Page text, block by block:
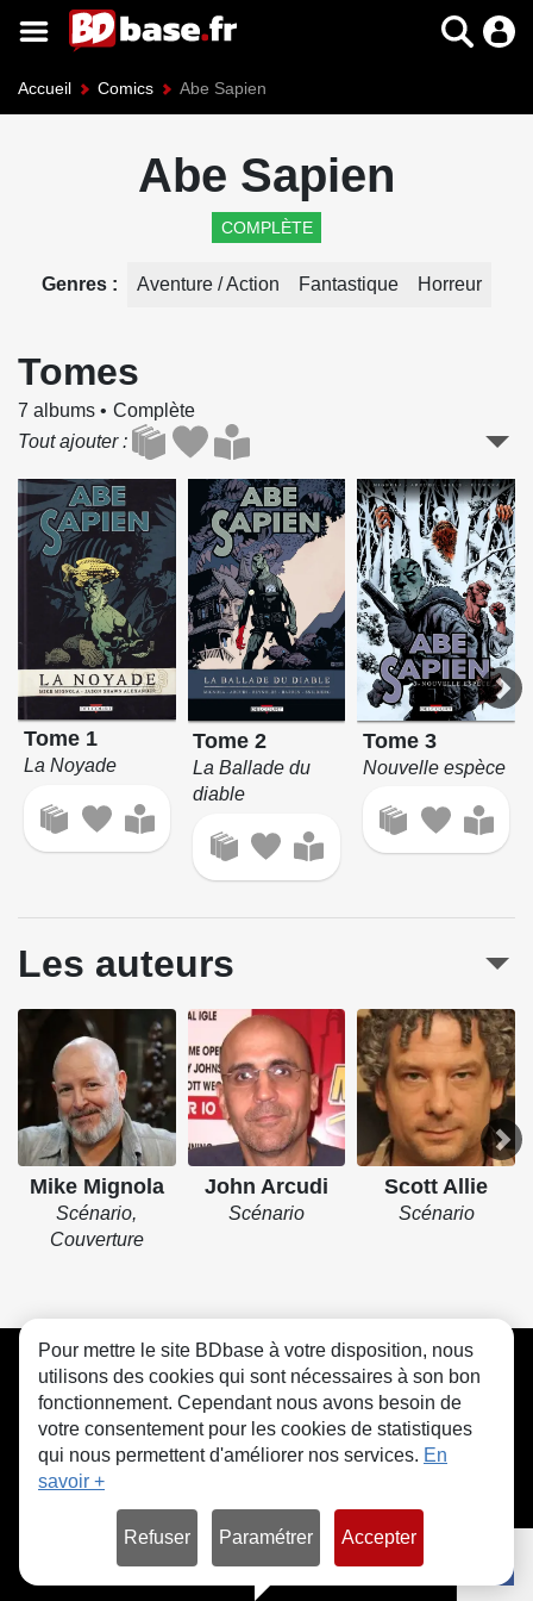
Accueil Comics Abe Sapien
Abe Sapien
COMPLÈTE
Genres Aventure / Action Fantastique Horreur
Tomes
7 albums
Complète
Tout ajouter
Tome 1
La Noyade
Tome 2
La Ballade du
diable
Tome 3
Nouvelle espèce
Les auteurs
Mike Mignola
Scénario,
Couverture
John Arcudi
Scénario
Scott Allie
Scénario
CGU FAQ Contact Cookies
Pour mettre le site BDbase à votre disposition, nous
utilisons des cookies qui sont nécessaires à son bon
fonctionnement. Cependant nous avons besoin de
votre consentement pour les cookies de statistiques
qui nous permettent d'améliorer nos services. En
savoir +
Refuser Paramétrer Accepter